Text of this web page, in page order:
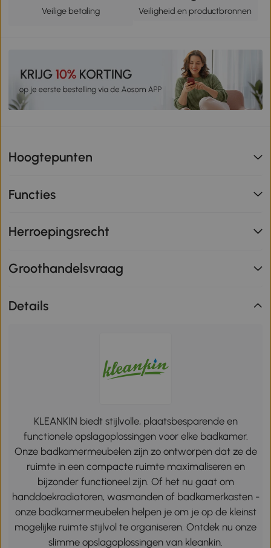
Veilige betaling Veiligheid en productbronnen
Hoogtepunten
Functies
Herroepingsrecht
Groothandelsvraag
Details
KLEANKIN biedt stijlvolle, plaatsbesparende en
functionele opslagoplossingen voor elke badkamer.
Onze badkamermeubelen zijn zo ontworpen dat ze de
ruimte in een compacte ruimte maximaliseren en
bijzonder functioneel zijn. Of het nu gaat om
handdoekradiatoren, wasmanden of badkamerkasten -
onze badkamermeubelen helpen je om je op de kleinst
mogelijke ruimte stijlvol te organiseren. Ontdek nu onze
slimme opslagoplossingen van kleankin.